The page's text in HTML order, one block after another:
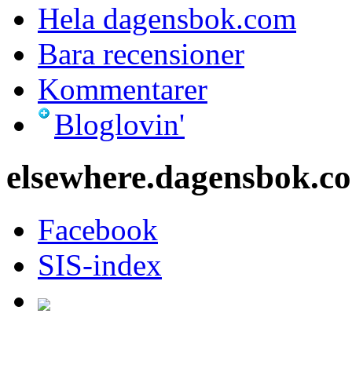
Hela dagensbok.com
Bara recensioner
Kommentarer
Bloglovin'
Facebook
SIS-index